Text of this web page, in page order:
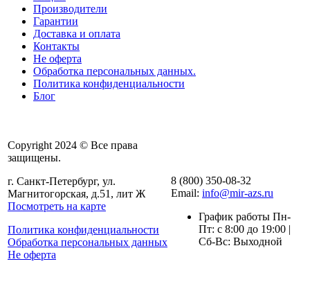
Производители
Гарантии
Доставка и оплата
Контакты
Не оферта
Обработка персональных данных.
Политика конфиденциальности
Блог
Copyright 2024 © Все права
защищены.
г. Санкт-Петербург, ул.
Магнитогорская, д.51, лит Ж
Посмотреть на карте
Политика конфиденциальности
Обработка персональных данных
Не оферта
8 (800) 350-08-32
Email: info@mir-azs.ru
График работы Пн-
Пт: с 8:00 до 19:00 |
Сб-Вс: Выходной